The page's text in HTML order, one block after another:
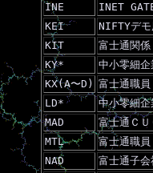
INE
INET
KEI
NIFTYデ
KIT
富士通関係
KY*
中小零細企
KX(A〜D) 富士通職員
LD*
中小零細企
MAD
富士通ＣＵ
MTL
富士通職員
NAD
富士通子会